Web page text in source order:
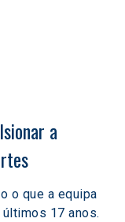
a
o que a equipa
17 anos.